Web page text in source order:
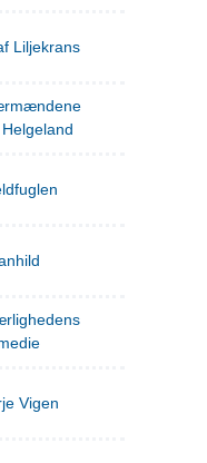
Liljekrans
Vigen